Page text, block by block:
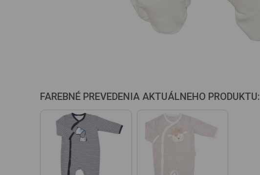
FAREBNÉ PREVEDENIA AKTUÁLNEHO PRODUKTU: